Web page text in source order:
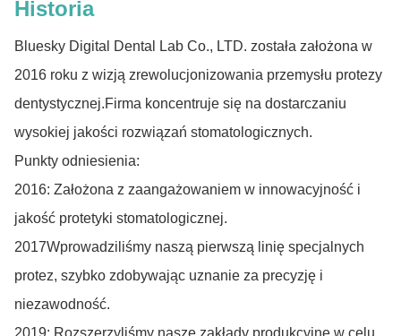
Historia
Bluesky Digital Dental Lab Co., LTD. została założona w
2016 roku z wizją zrewolucjonizowania przemysłu protezy
dentystycznej.Firma koncentruje się na dostarczaniu
wysokiej jakości rozwiązań stomatologicznych.
Punkty odniesienia:
2016: Założona z zaangażowaniem w innowacyjność i
jakość protetyki stomatologicznej.
2017Wprowadziliśmy naszą pierwszą linię specjalnych
protez, szybko zdobywając uznanie za precyzję i
niezawodność.
2019: Rozszerzyliśmy nasze zakłady produkcyjne w celu